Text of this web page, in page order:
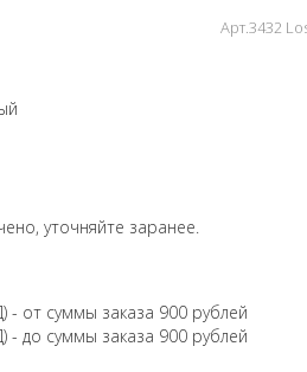
Арт.3432
уточняйте заранее.
- от суммы заказа 900 рублей
- до суммы заказа 900 рублей